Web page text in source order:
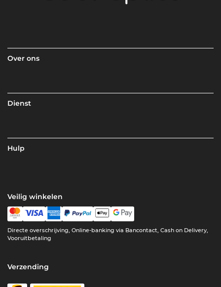
Over ons
Dienst
Hulp
Veilig winkelen
Directe overschrijving, Online-banking via Bancontact, Cash on Delivery,
Vooruitbetaling
Verzending